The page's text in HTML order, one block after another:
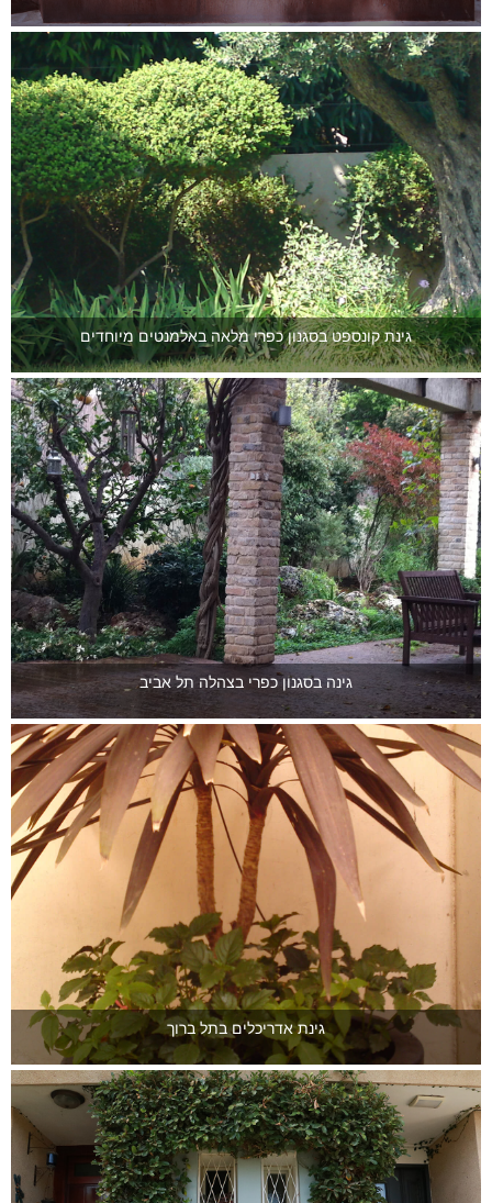
גינת קונספט בסגנון כפרי מלאה באלמנטים מיוחדים
גינה בסגנון כפרי בצהלה תל אביב
גינת אדריכלים בתל ברוך